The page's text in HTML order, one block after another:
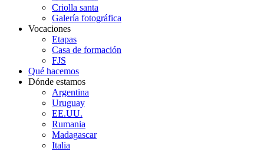
Criolla santa
Galería fotográfica
Vocaciones
Etapas
Casa de formación
FJS
Qué hacemos
Dónde estamos
Argentina
Uruguay
EE.UU.
Rumania
Madagascar
Italia